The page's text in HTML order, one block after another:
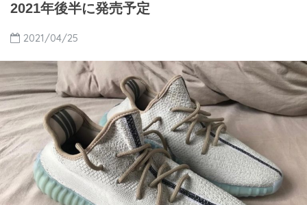
2021年後半に発売予定
2021/04/25